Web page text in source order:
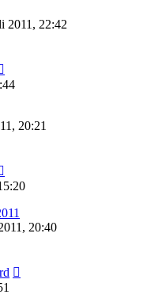
2011, 22:42
20:21
20:40